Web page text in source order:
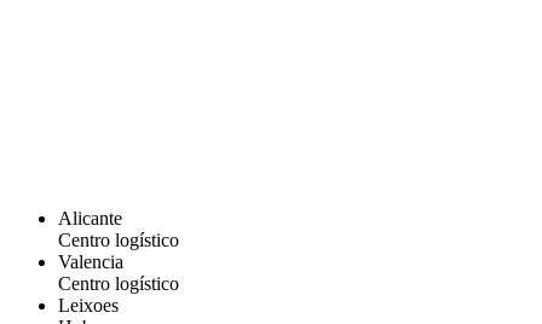
Alicante
Centro logístico
Valencia
Centro logístico
Leixoes